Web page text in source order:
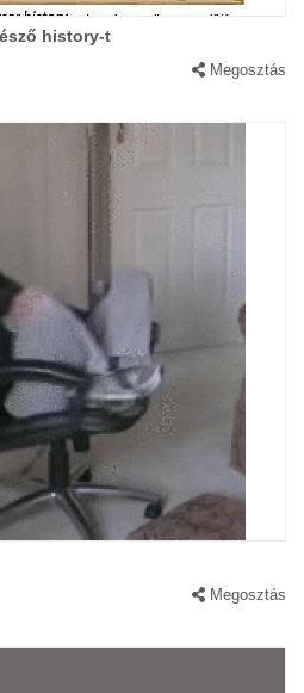
history-t
Megosztás
Megosztás